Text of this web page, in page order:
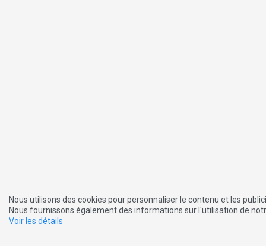
Nous utilisons des cookies pour personnaliser le contenu et les
Nous fournissons également des informations sur l'utilisation de
Voir les détails